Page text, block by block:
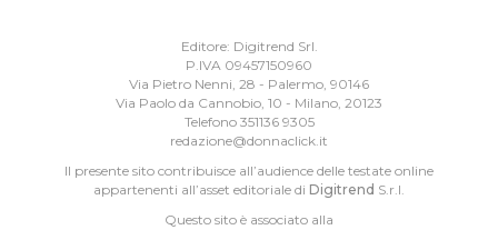
Editore: Digitrend Srl.
P.IVA 09457150960
Via Pietro Nenni, 28 - Palermo, 90146
Via Paolo da Cannobio, 10 - Milano, 20123
Telefono 351136 9305
redazione@donnaclick.it
Il presente sito contribuisce all’audience delle testate online
appartenenti all’asset editoriale di Digitrend S.r.l.
Questo sito è associato alla